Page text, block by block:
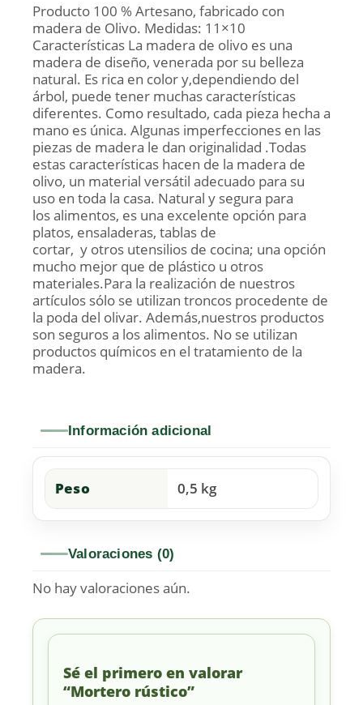
Producto 100 % Artesano, fabricado con
madera de Olivo. Medidas: 11×10
Características La madera de olivo es una
madera de diseño, venerada por su belleza
natural. Es rica en color y,dependiendo del
árbol, puede tener muchas características
diferentes. Como resultado, cada pieza hecha a
mano es única. Algunas imperfecciones en las
piezas de madera le dan originalidad .Todas
estas características hacen de la madera de
olivo, un material versátil adecuado para su
uso en toda la casa. Natural y segura para
los alimentos, es una excelente opción para
platos, ensaladeras, tablas de
cortar, y otros utensilios de cocina; una opción
mucho mejor que de plástico u otros
materiales.Para la realización de nuestros
artículos sólo se utilizan troncos procedente de
la poda del olivar. Además,nuestros productos
son seguros a los alimentos. No se utilizan
productos químicos en el tratamiento de la
madera.
Información adicional
Peso 0,5 kg
Valoraciones (0)
No hay valoraciones aún.
Sé el primero en valorar
“Mortero rústico”